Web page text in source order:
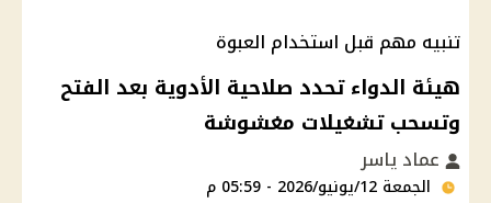
تنبيه مهم قبل استخدام العبوة
هيئة الدواء تحدد صلاحية الأدوية بعد الفتح
وتسحب تشغيلات مغشوشة
عماد ياسر
الجمعة 12/يونيو/2026 - 05:59 م